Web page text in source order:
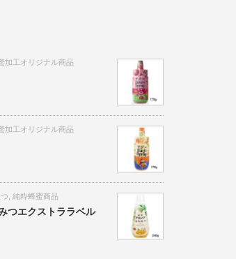
加工オリジナル商品
加工オリジナル商品
純粋蜂蜜商品
つエクストララベル